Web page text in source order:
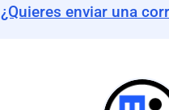
¿Quieres enviar una